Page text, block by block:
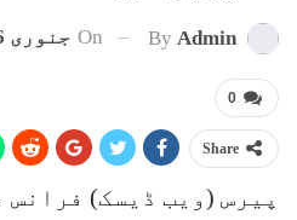
By Admin
On جنوری 26, 2025
0
Share
پیرس (ویب ڈیسک) فرانس